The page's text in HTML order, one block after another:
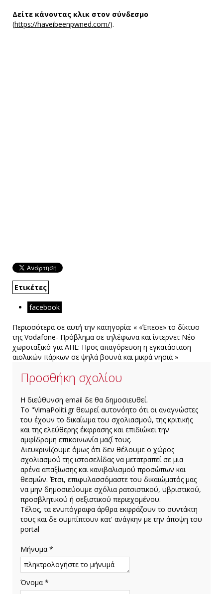
Δείτε κάνοντας κλικ στον σύνδεσμο
(https://haveibeenpwned.com/).
Ετικέτες
facebook
Περισσότερα σε αυτή την κατηγορία: « «Έπεσε» το δίκτυο
της Vodafone- Πρόβλημα σε τηλέφωνα και ίντερνετ Νέο
χωροταξικό για ΑΠΕ: Προς απαγόρευση η εγκατάσταση
αιολικών πάρκων σε ψηλά βουνά και μικρά νησιά »
Προσθήκη σχολίου
H διεύθυνση email δε θα δημοσιευθεί.
Το "VimaPoliti.gr θεωρεί αυτονόητο ότι οι αναγνώστες
του έχουν το δικαίωμα του σχολιασμού, της κριτικής
και της ελεύθερης έκφρασης και επιδιώκει την
αμφίδρομη επικοινωνία μαζί τους.
Διευκρινίζουμε όμως ότι δεν θέλουμε ο χώρος
σχολιασμού της ιστοσελίδας να μετατραπεί σε μια
αρένα απαξίωσης και κανιβαλισμού προσώπων και
θεσμών. Έτσι, επιφυλασσόμαστε του δικαιώματός μας
να μην δημοσιεύουμε σχόλια ρατσιστικού, υβριστικού,
προσβλητικού ή σεξιστικού περιεχομένου.
Τέλος, τα ενυπόγραφα άρθρα εκφράζουν το συντάκτη
τους και δε συμπίπτουν κατ' ανάγκην με την άποψη του
portal
Μήνυμα *
Όνομα *